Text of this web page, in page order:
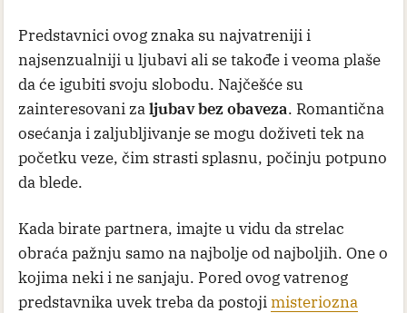
Predstavnici ovog znaka su najvatreniji i
najsenzualniji u ljubavi ali se takođe i veoma plaše
da će igubiti svoju slobodu. Najčešće su
zainteresovani zaljubav bez obaveza. Romantična
osećanja i zaljubljivanje se mogu doživeti tek na
početku veze, čim strasti splasnu, počinju potpuno
da blede.
Kada birate partnera, imajte u vidu da strelac
obraća pažnju samo na najbolje od najboljih. One o
kojima neki i ne sanjaju. Pored ovog vatrenog
predstavnika uvek treba da postojimisteriozna